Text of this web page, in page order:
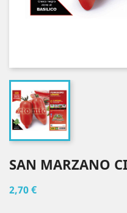
SAN MARZANO
2,70 €